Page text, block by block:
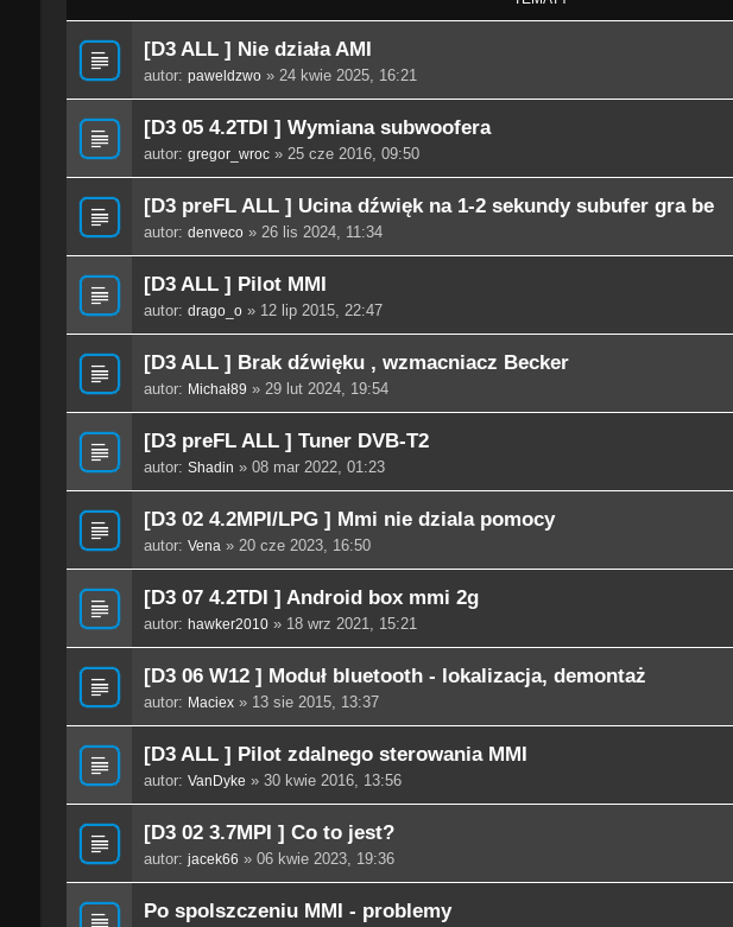
[D3 ALL ] Nie działa AMI
autor: paweldzwo» 24 kwie 2025, 16:21
[D3 05 4.2TDI ] Wymiana subwoofera
autor: gregor_wroc» 25 cze 2016, 09:50
[D3 preFL ALL ] Ucina dźwięk na 1-2 sekundy subufer gra be
autor: denveco» 26 lis 2024, 11:34
[D3 ALL ] Pilot MMI
autor: drago_o» 12 lip 2015, 22:47
[D3 ALL ] Brak dźwięku , wzmacniacz Becker
autor: Michał89 » 29 lut 2024, 19:54
[D3 preFL ALL ] Tuner DVB-T2
autor: Shadin » 08 mar 2022, 01:23
[D3 02 4.2MPI/LPG ] Mmi nie dziala pomocy
autor: Vena» 20 cze 2023, 16:50
[D3 07 4.2TDI ] Android box mmi 2g
autor: hawker2010» 18 wrz 2021, 15:21
[D3 06 W12 ] Moduł bluetooth - lokalizacja, demontaż
autor: Maciex» 13 sie 2015, 13:37
[D3 ALL ] Pilot zdalnego sterowania MMI
autor: VanDyke » 30 kwie 2016, 13:56
[D3 02 3.7MPI ] Co to jest?
autor: jacek66 » 06 kwie 2023, 19:36
Po spolszczeniu MMI - problemy